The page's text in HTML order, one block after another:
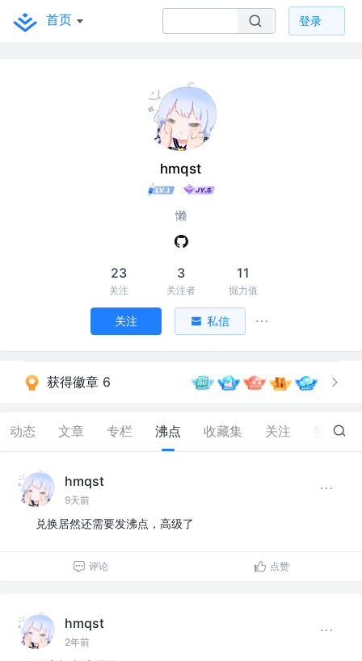
首页 登录
hmqst
懒
23
关注
3
关注者
11
掘力值
关注 私信
获得徽章 6
动态 文章 专栏 沸点 收藏集 关注 251
hmqst
9天前
兑换居然还需要发沸点，高级了
评论 点赞
hmqst
2年前